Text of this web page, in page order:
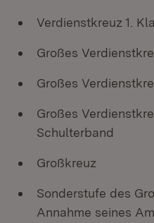
Verdienstkreuz 1.
Großes
Großes
Großes
Schulterband
Großkreuz
Sonderstufe des
Annahme seines